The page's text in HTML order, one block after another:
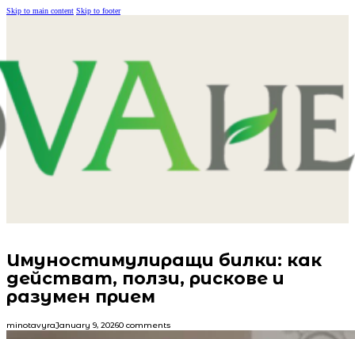
Skip to main content Skip to footer
Имуностимулиращи билки: как
действат, ползи, рискове и
разумен прием
minotavyraJanuary 9, 20260 comments